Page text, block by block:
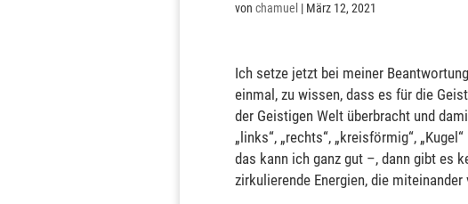
von chamuel | März 12, 2021
Ich setze jetzt bei meiner
einmal, zu wissen, dass es für die
der Geistigen Welt überbracht und
„links“, „rechts“, „kreisförmig“,
das kann ich ganz gut –, dann gibt es
zirkulierende Energien, die